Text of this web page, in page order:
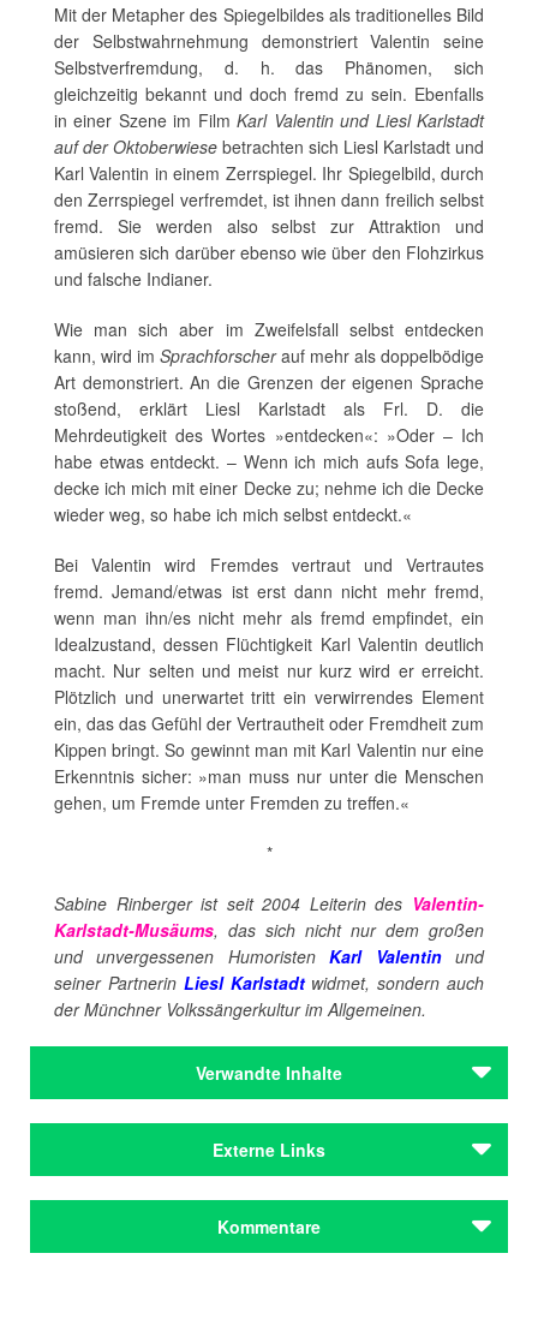
Mit der Metapher des Spiegelbildes als traditionelles Bild
der Selbstwahrnehmung demonstriert Valentin seine
Selbstverfremdung, d. h. das Phänomen, sich
gleichzeitig bekannt und doch fremd zu sein. Ebenfalls
in einer Szene im FilmKarl Valentin und Liesl Karlstadt
auf der Oktoberwiese betrachten sich Liesl Karlstadt und
Karl Valentin in einem Zerrspiegel. Ihr Spiegelbild, durch
den Zerrspiegel verfremdet, ist ihnen dann freilich selbst
fremd. Sie werden also selbst zur Attraktion und
amüsieren sich darüber ebenso wie über den Flohzirkus
und falsche Indianer.
Wie man sich aber im Zweifelsfall selbst entdecken
kann, wird im Sprachforscherauf mehr als doppelbödige
Art demonstriert. An die Grenzen der eigenen Sprache
stoßend, erklärt Liesl Karlstadt als Frl. D. die
Mehrdeutigkeit des Wortes »entdecken«: »Oder – Ich
habe etwas entdeckt. – Wenn ich mich aufs Sofa lege,
decke ich mich mit einer Decke zu; nehme ich die Decke
wieder weg, so habe ich mich selbst entdeckt.«
Bei Valentin wird Fremdes vertraut und Vertrautes
fremd. Jemand/etwas ist erst dann nicht mehr fremd,
wenn man ihn/es nicht mehr als fremd empfindet, ein
Idealzustand, dessen Flüchtigkeit Karl Valentin deutlich
macht. Nur selten und meist nur kurz wird er erreicht.
Plötzlich und unerwartet tritt ein verwirrendes Element
ein, das das Gefühl der Vertrautheit oder Fremdheit zum
Kippen bringt. So gewinnt man mit Karl Valentin nur eine
Erkenntnis sicher: »man muss nur unter die Menschen
gehen, um Fremde unter Fremden zu treffen.«
*
Sabine Rinberger ist seit 2004 Leiterin des Valentin-
Karlstadt-Musäums, das sich nicht nur dem großen
und unvergessenen HumoristenKarl Valentinund
seiner Partnerin Liesl Karlstadt widmet, sondern auch
der Münchner Volkssängerkultur im Allgemeinen.
Verwandte Inhalte
Valentin, Karl
Karlstadt, Liesl
Externe Links
Homepage Karl Valentin
Kommentare